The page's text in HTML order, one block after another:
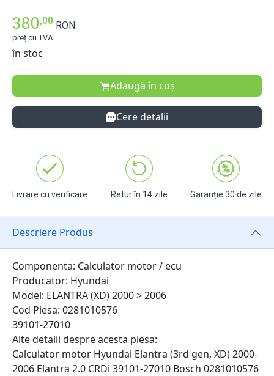
380,00 RON
preț cu TVA
în stoc
Adaugă în coș
Cere detalii
Livrare cu verificare Retur în 14 zile Garanție 30 de zile
Descriere Produs
Componenta: Calculator motor / ecu
Producator: Hyundai
Model: ELANTRA (XD) 2000 > 2006
Cod Piesa: 0281010576
39101-27010
Alte detalii despre acesta piesa:
Calculator motor Hyundai Elantra (3rd gen, XD) 2000-
2006 Elantra 2.0 CRDi 39101-27010 Bosch 0281010576